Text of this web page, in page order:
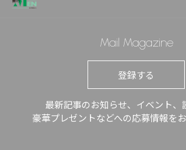
Mail Magazine
登録する
最新記事のお知らせ、イベント、
豪華プレゼントなどへの応募情報をお